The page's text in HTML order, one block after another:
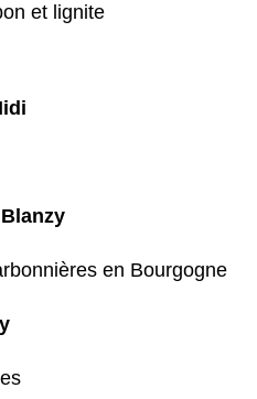
et lignite
en Bourgogne